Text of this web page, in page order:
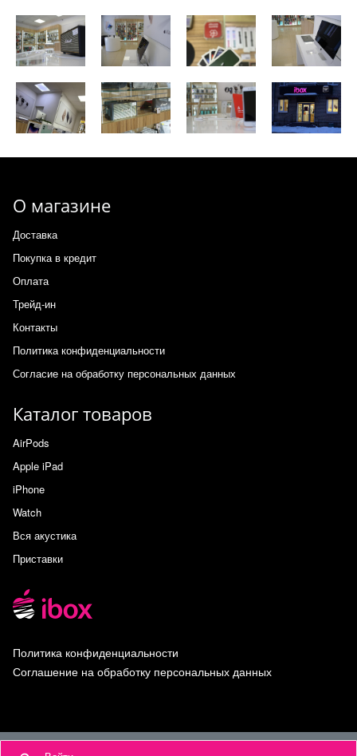
О магазине
Доставка
Покупка в кредит
Оплата
Трейд-ин
Контакты
Политика конфиденциальности
Согласие на обработку персональных данных
Каталог товаров
AirPods
Apple iPad
iPhone
Watch
Вся акустика
Приставки
Политика конфиденциальности
Соглашение на обработку персональных данных